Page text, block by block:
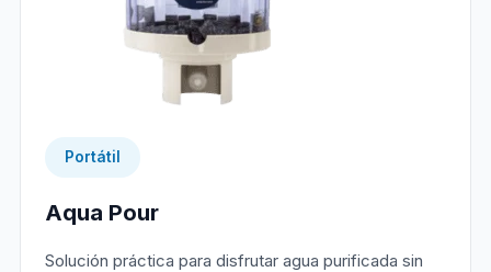
Portátil
Aqua Pour
Solución práctica para disfrutar agua purificada sin